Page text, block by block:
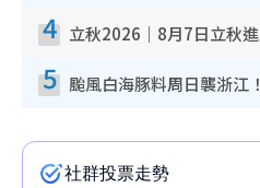
4
5